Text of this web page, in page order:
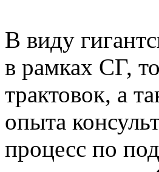
В виду
в рамках СГ,
трактовок, а
опыта
процесс по